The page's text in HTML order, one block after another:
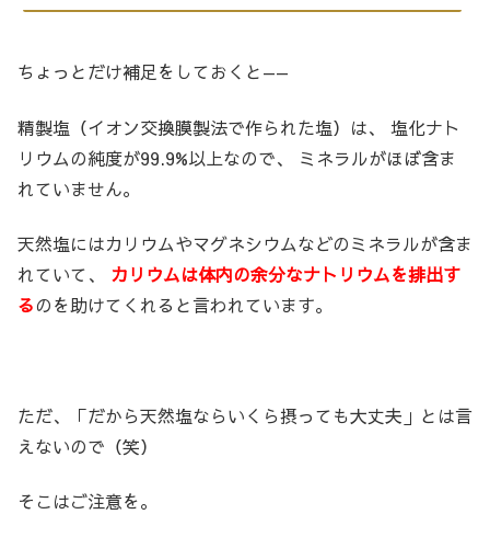
ちょっとだけ補足をしておくと——
精製塩（イオン交換膜製法で作られた塩）は、 塩化ナト
リウムの純度が99.9%以上なので、 ミネラルがほぼ含ま
れていません。
天然塩にはカリウムやマグネシウムなどのミネラルが含ま
れていて、 カリウムは体内の余分なナトリウムを排出す
るのを助けてくれると言われています。
ただ、「だから天然塩ならいくら摂っても大丈夫」とは言
えないので（笑）
そこはご注意を。